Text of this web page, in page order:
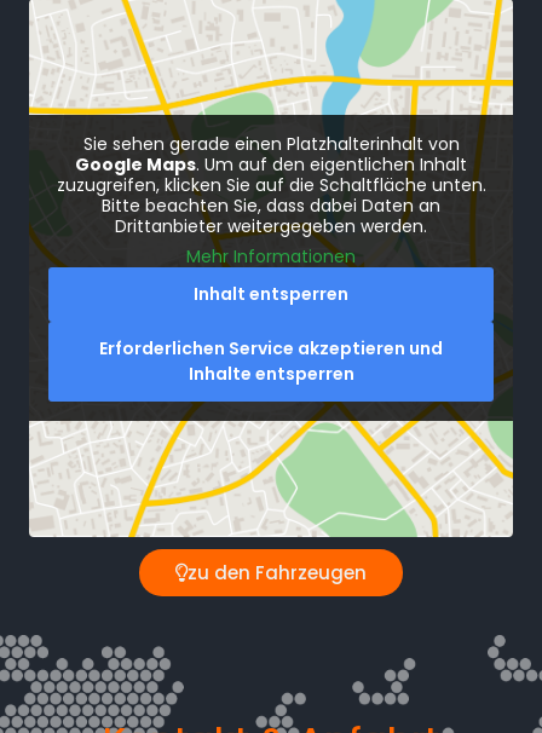
Sie sehen gerade einen Platzhalterinhalt von
Google Maps. Um auf den eigentlichen Inhalt
zuzugreifen, klicken Sie auf die Schaltfläche unten.
Bitte beachten Sie, dass dabei Daten an
Drittanbieter weitergegeben werden.
Mehr Informationen
Inhalt entsperren
Erforderlichen Service akzeptieren und
Inhalte entsperren
zu den Fahrzeugen